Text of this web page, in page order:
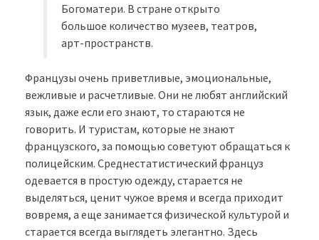
Богоматери. В стране открыто
большое количество музеев, театров,
арт-пространств.
Французы очень приветливые, эмоциональные,
вежливые и расчетливые. Они не любят английский
язык, даже если его знают, то стараются не
говорить. И туристам, которые не знают
французского, за помощью советуют обращаться к
полицейским. Среднестатистический француз
одевается в простую одежду, старается не
выделяться, ценит чужое время и всегда приходит
вовремя, а еще занимается физической культурой и
старается всегда выглядеть элегантно. Здесь